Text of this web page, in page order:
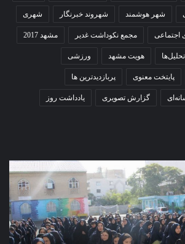
شهر هوشمند شهروند خبرنگار شهری
اجتماعی مجمع نکوداشت غدیر مشهد 2017
هویت مشهد ورزشی
پایتخت معنوی پربازدیدترین ها
گزارش تصویری یادداشت روز